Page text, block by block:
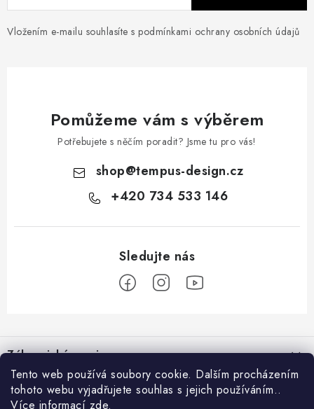
Tento web používá soubory cookie. Dalším procházením
tohoto webu vyjadřujete souhlas s jejich používáním..
Více informací zde.
Vložením e-mailu souhlasíte s podmínkami ochrany osobních údajů
Pomůžeme vám s výběrem
Potřebujete s něčím poradit? Jsme tu pro vás!
shop@tempus-design.cz
+420 734 533 146
á
pZákaznický servis
Hodnocení obchodu
Užitečné odkazy